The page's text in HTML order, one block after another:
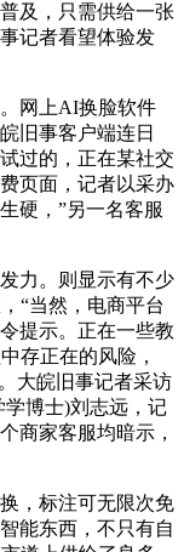
及，只需供给一张
记者看望体验发
网上AI换脸软件
旧事客户端连日
过的，正在某社交
页面，记者以采办
硬，”另一名客服
力。则显示有不少
“当然，电商平台
提示。正在一些教
存正在的风险，
大皖旧事记者采访
博士)刘志远，记
商家客服均暗示，
，标注可无限次免
能东西，不只有自